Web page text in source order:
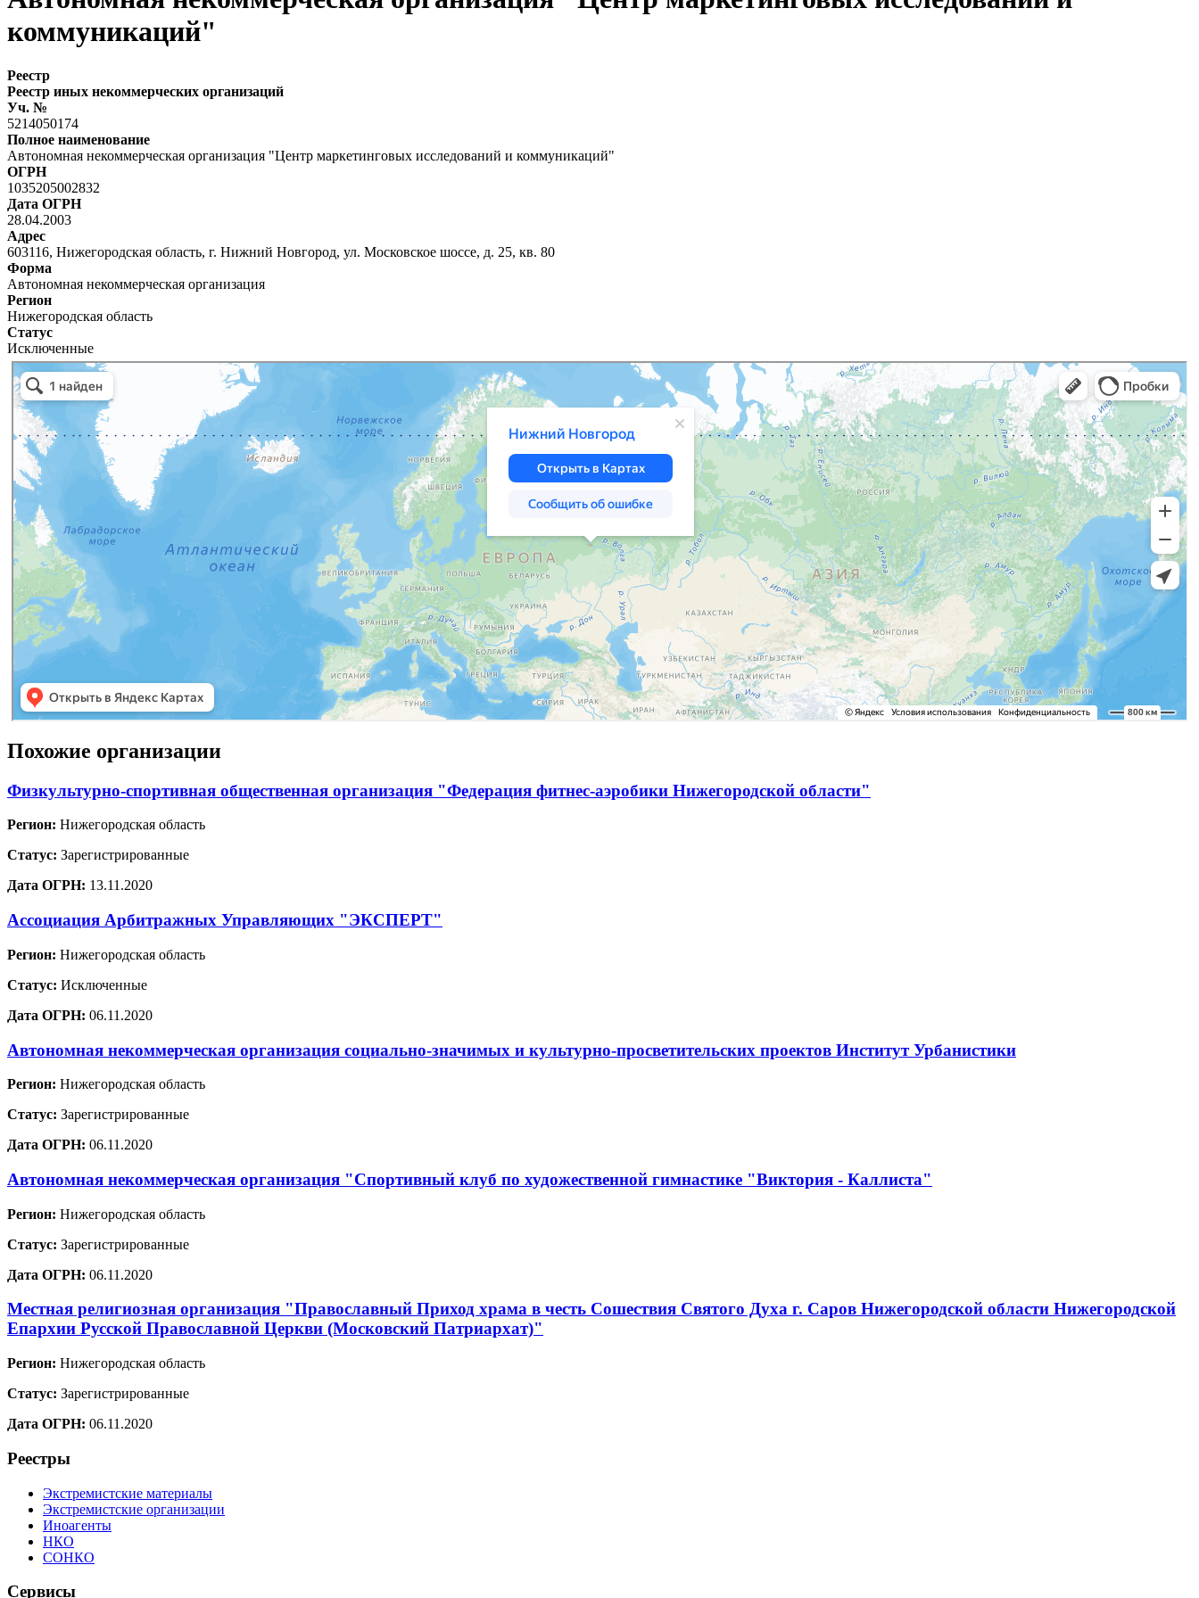
коммуникаций"
Реестр
Реестр иных некоммерческих организаций
Уч. №
5214050174
Полное наименование
Автономная некоммерческая организация "Центр маркетинговых исследований и коммуникаций"
ОГРН
1035205002832
Дата ОГРН
28.04.2003
Адрес
603116, Нижегородская область, г. Нижний Новгород, ул. Московское шоссе, д. 25, кв. 80
Форма
Автономная некоммерческая организация
Регион
Нижегородская область
Статус
Исключенные
Похожие организации
Физкультурно-спортивная общественная организация "Федерация фитнес-аэробики Нижегородской области"
Регион: Нижегородская область
Статус: Зарегистрированные
Дата ОГРН: 13.11.2020
Ассоциация Арбитражных Управляющих "ЭКСПЕРТ"
Регион: Нижегородская область
Статус: Исключенные
Дата ОГРН: 06.11.2020
Автономная некоммерческая организация социально-значимых и культурно-просветительских проектов Институт Урбанистики
Регион: Нижегородская область
Статус: Зарегистрированные
Дата ОГРН: 06.11.2020
Автономная некоммерческая организация "Спортивный клуб по художественной гимнастике "Виктория - Каллиста"
Регион: Нижегородская область
Статус: Зарегистрированные
Дата ОГРН: 06.11.2020
Местная религиозная организация "Православный Приход храма в честь Сошествия Святого Духа г. Саров Нижегородской области Нижегородской
Епархии Русской Православной Церкви (Московский Патриархат)"
Регион: Нижегородская область
Статус: Зарегистрированные
Дата ОГРН: 06.11.2020
Реестры
Экстремистские материалы
Экстремистские организации
Иноагенты
НКО
СОНКО
Сервисы